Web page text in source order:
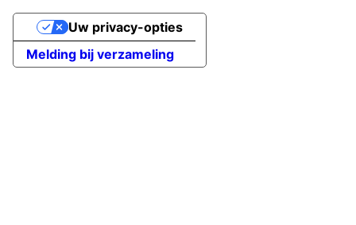
Melding bij verzameling
Uw privacy-opties